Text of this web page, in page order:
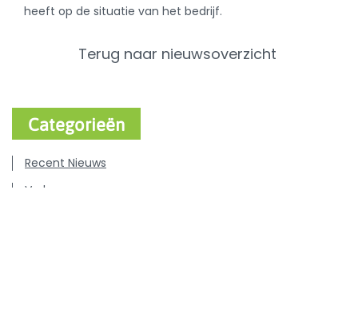
heeft op de situatie van het bedrijf.
Terug naar nieuwsoverzicht
Categorieën
Recent Nieuws
Varken